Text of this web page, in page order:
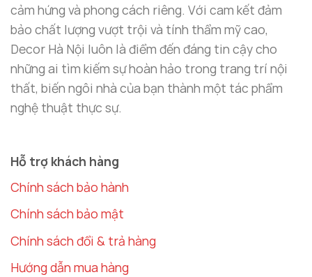
cảm hứng và phong cách riêng. Với cam kết đảm
bảo chất lượng vượt trội và tính thẩm mỹ cao,
Decor Hà Nội luôn là điểm đến đáng tin cậy cho
những ai tìm kiếm sự hoàn hảo trong trang trí nội
thất, biến ngôi nhà của bạn thành một tác phẩm
nghệ thuật thực sự.
Hỗ trợ khách hàng
Chính sách bảo hành
Chính sách bảo mật
Chính sách đổi & trả hàng
Hướng dẫn mua hàng